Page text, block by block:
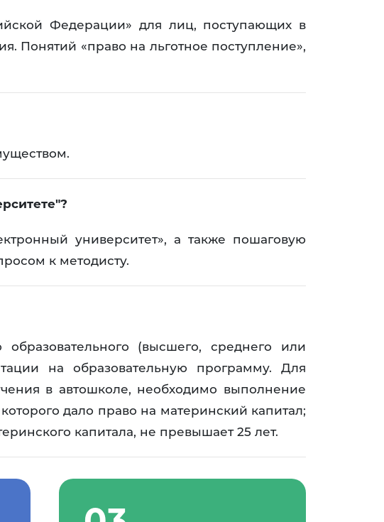
Федерации» для лиц, поступающих в
Понятий «право на льготное поступление»,
университет», а также пошаговую
к методисту.
(высшего, среднего или
на образовательную программу. Для
в автошколе, необходимо выполнение
дало право на материнский капитал;
капитала, не превышает 25 лет.